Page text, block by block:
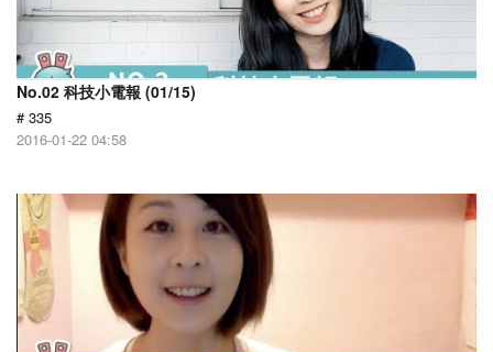
No.02 科技小電報 (01/15)
# 335
2016-01-22 04:58